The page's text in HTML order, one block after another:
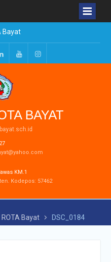
Bayat
LinkedInYoutubeInstagram
BAYAT
KM.1
Kodepos: 57462
ROTA Bayat
DSC_0184